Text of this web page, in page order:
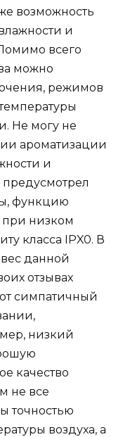
возможность
и
всего
можно
режимов
Не могу не
ароматизации
и
функцию
при низком
класса IPX0. В
данной
отзывах
симпатичный
низкий
качество
не все
точностью
воздуха, а